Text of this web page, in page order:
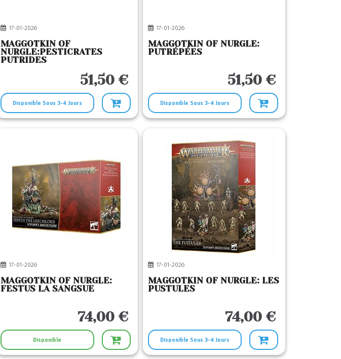
17-01-2026
MAGGOTKIN OF
NURGLE:PESTICRATES
PUTRIDES
51,50 €
Disponible Sous 3-4 Jours
17-01-2026
MAGGOTKIN OF NURGLE:
PUTRÉPÉES
51,50 €
Disponible Sous 3-4 Jours
17-01-2026
MAGGOTKIN OF NURGLE:
FESTUS LA SANGSUE
74,00 €
Disponible
17-01-2026
MAGGOTKIN OF NURGLE: LES
PUSTULES
74,00 €
Disponible Sous 3-4 Jours